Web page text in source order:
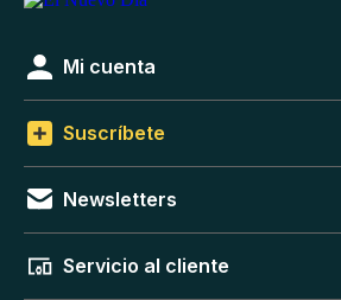
Mi cuenta
Suscríbete
Newsletters
Servicio al cliente